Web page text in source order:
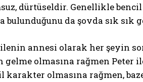
dürtüseldir. Genellikle
bulunduğunu da şovda sık sık
annesi olarak her şeyin
gelme olmasına rağmen
karakter olmasına rağmen,